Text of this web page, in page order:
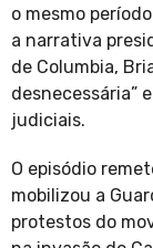
o mesmo
a narrativa
de Columbia,
desnecessária”
judiciais.
O episódio
mobilizou a
protestos do